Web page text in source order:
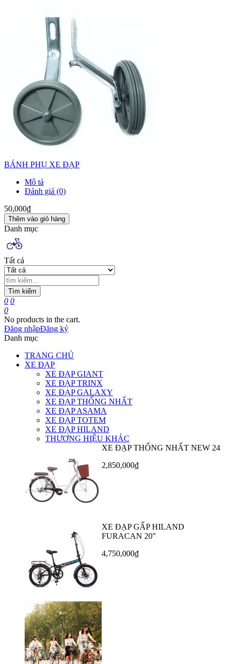
BÁNH PHỤ XE ĐẠP
Mô tả
Đánh giá (0)
50,000₫
Thêm vào giỏ hàng
Danh mục
Tất cả
Tìm kiếm
0 0
0
No products in the cart.
Đăng nhậpĐăng ký
Danh mục
TRANG CHỦ
XE ĐẠP
XE ĐẠP GIANT
XE ĐẠP TRINX
XE ĐẠP GALAXY
XE ĐẠP THỐNG NHẤT
XE ĐẠP ASAMA
XE ĐẠP TOTEM
XE ĐẠP HILAND
THƯƠNG HIỆU KHÁC
XE ĐẠP THỐNG NHẤT NEW 24
2,850,000₫
XE ĐẠP GẤP HILAND
FURACAN 20"
4,750,000₫